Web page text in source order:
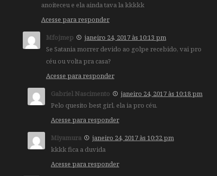
anoiteceu e ela ainda tava la kkkkk
Acesse para responder
Mfojmep
janeiro 24, 2017 às 10:13 pm
Se Satania morrer devido ao golpe recebido, vai pro
céu ou volta pra casa?
Acesse para responder
Gabriel Nascimento
janeiro 24, 2017 às 10:18 pm
Pelo quesito best girl, ela ia pro céu.
Acesse para responder
Miyamura
janeiro 24, 2017 às 10:32 pm
kkkk fica a duvida
Acesse para responder